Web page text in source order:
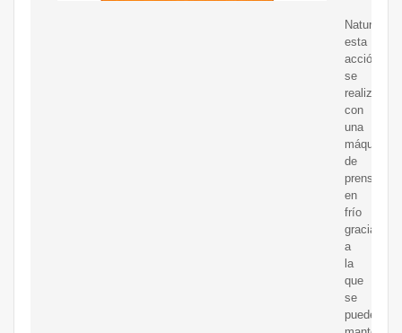
esta
acción
se
realiza
con
una
máquina
de
prensado
en
frío
gracias
a
la
que
se
puede